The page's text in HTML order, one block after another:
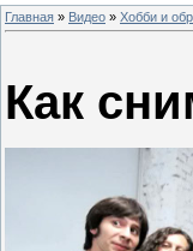
Главная » Видео » Хобби и
Как